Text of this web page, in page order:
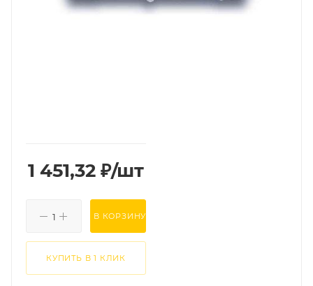
1 451,32 ₽/шт
В КОРЗИНУ
КУПИТЬ В 1 КЛИК